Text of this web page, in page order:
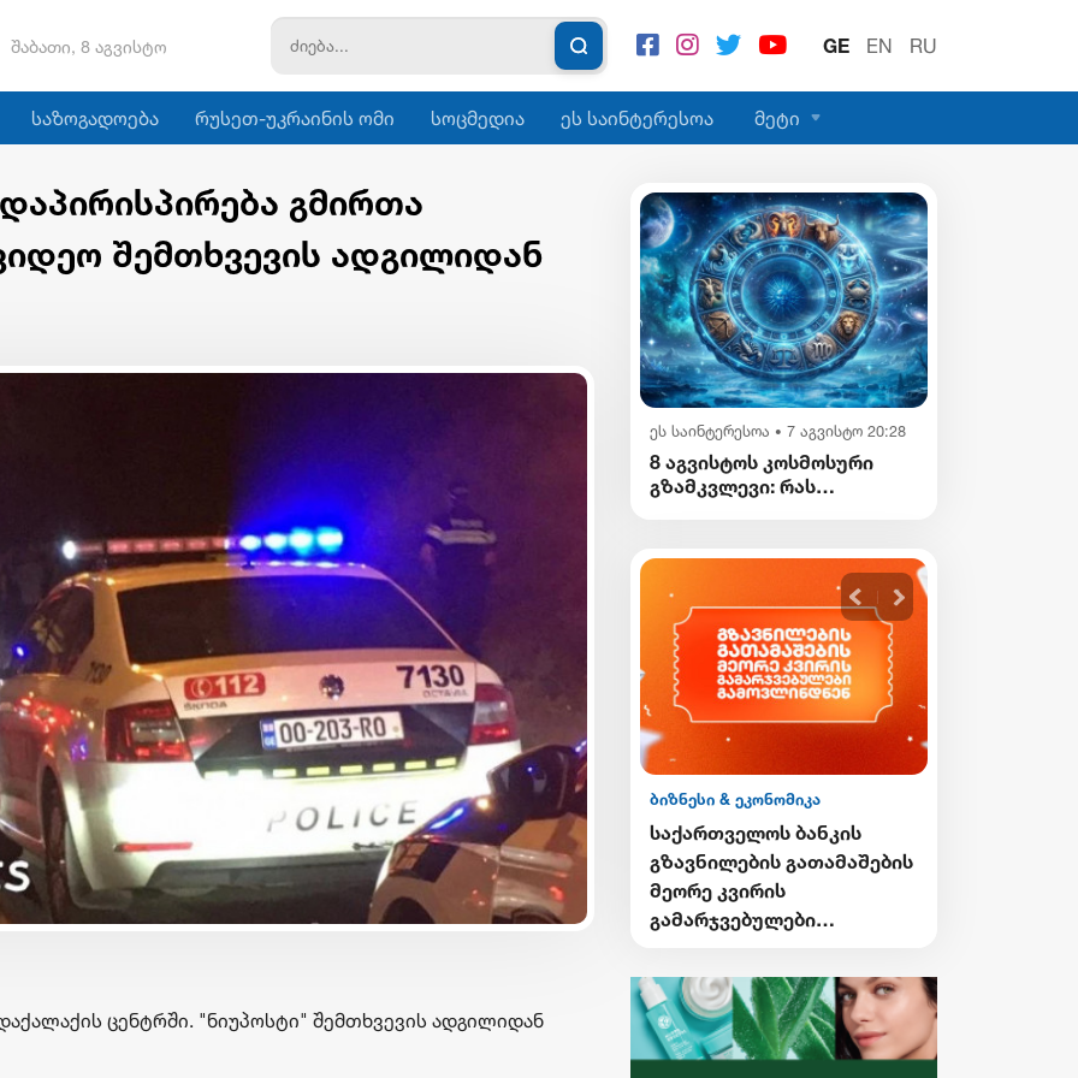
შაბათი, 8 აგვისტო GE EN RU
საზოგადოება რუსეთ-უკრაინის ომი სოცმედია ეს საინტერესოა მეტი
გმირთა
შემთხვევის ადგილიდან
ცენტრში. "ნიუპოსტი" შემთხვევის ადგილიდან
ეს საინტერესოა • 7 აგვისტო 20:28
8 აგვისტოს კოსმოსური
გზამკვლევი: რას
ბიზნესი & ეკონომიკა
საქართველოს ბანკის
მობილბანკის მორიგი
განახლება - ახალი
შესაძლებლობები
ბიზნესი & ეკონომიკა
საქართველოს ბანკის
გზავნილების გათამაშების
მეორე კვირის
გამარჯვებულები
ბიზნესი & ეკონომიკა
საქართველოს ბანკის
Student Card-ისა და sCool
Card-ის მფლობელები
ქუთაისში ტრანსპორტზე
ისარგებლებენ